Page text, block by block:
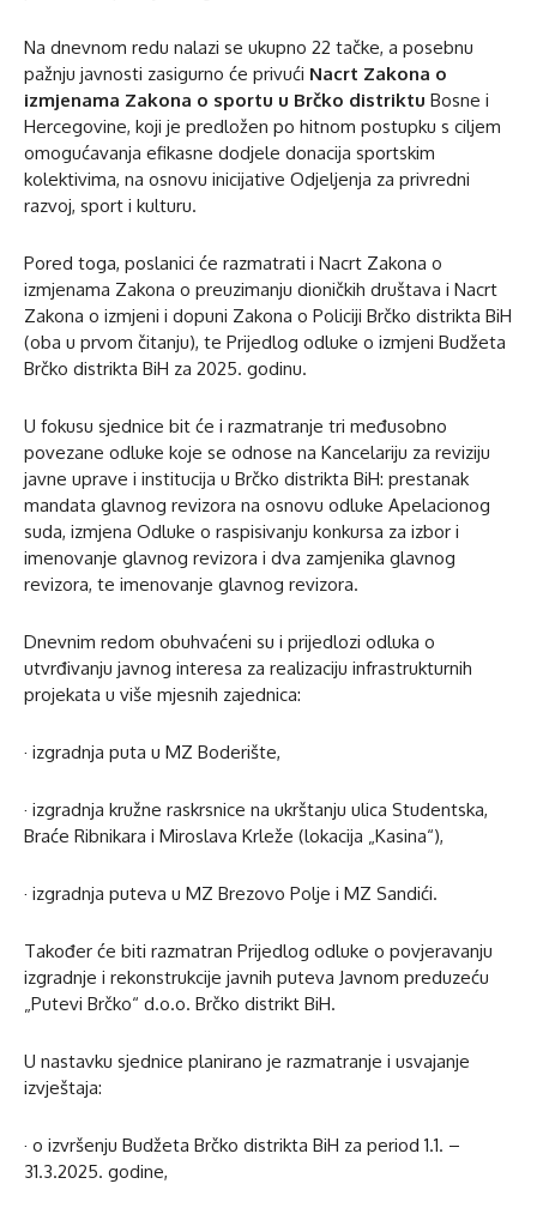
Na dnevnom redu nalazi se ukupno 22 tačke, a posebnu
pažnju javnosti zasigurno će privući Nacrt Zakona o
izmjenama Zakona o sportu u Brčko distriktu Bosne i
Hercegovine, koji je predložen po hitnom postupku s ciljem
omogućavanja efikasne dodjele donacija sportskim
kolektivima, na osnovu inicijative Odjeljenja za privredni
razvoj, sport i kulturu.
Pored toga, poslanici će razmatrati i Nacrt Zakona o
izmjenama Zakona o preuzimanju dioničkih društava i Nacrt
Zakona o izmjeni i dopuni Zakona o Policiji Brčko distrikta BiH
(oba u prvom čitanju), te Prijedlog odluke o izmjeni Budžeta
Brčko distrikta BiH za 2025. godinu.
U fokusu sjednice bit će i razmatranje tri međusobno
povezane odluke koje se odnose na Kancelariju za reviziju
javne uprave i institucija u Brčko distrikta BiH: prestanak
mandata glavnog revizora na osnovu odluke Apelacionog
suda, izmjena Odluke o raspisivanju konkursa za izbor i
imenovanje glavnog revizora i dva zamjenika glavnog
revizora, te imenovanje glavnog revizora.
Dnevnim redom obuhvaćeni su i prijedlozi odluka o
utvrđivanju javnog interesa za realizaciju infrastrukturnih
projekata u više mjesnih zajednica:
· izgradnja puta u MZ Boderište,
· izgradnja kružne raskrsnice na ukrštanju ulica Studentska,
Braće Ribnikara i Miroslava Krleže (lokacija „Kasina“),
· izgradnja puteva u MZ Brezovo Polje i MZ Sandići.
Također će biti razmatran Prijedlog odluke o povjeravanju
izgradnje i rekonstrukcije javnih puteva Javnom preduzeću
„Putevi Brčko“ d.o.o. Brčko distrikt BiH.
U nastavku sjednice planirano je razmatranje i usvajanje
izvještaja:
· o izvršenju Budžeta Brčko distrikta BiH za period 1.1. –
31.3.2025. godine,